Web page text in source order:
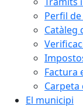
Perfil
Catàleg
Factura
Carpeta
El municipi